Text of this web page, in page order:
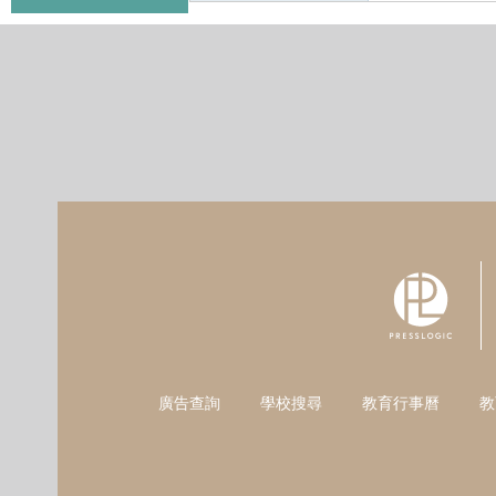
廣告查詢 學校搜尋 教育行事曆